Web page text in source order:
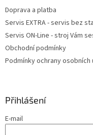
Doprava a platba
Servis EXTRA - servis bez
Servis ON-Line - stroj Vám
Obchodní podmínky
Podmínky ochrany osobních
Přihlášení
E-mail